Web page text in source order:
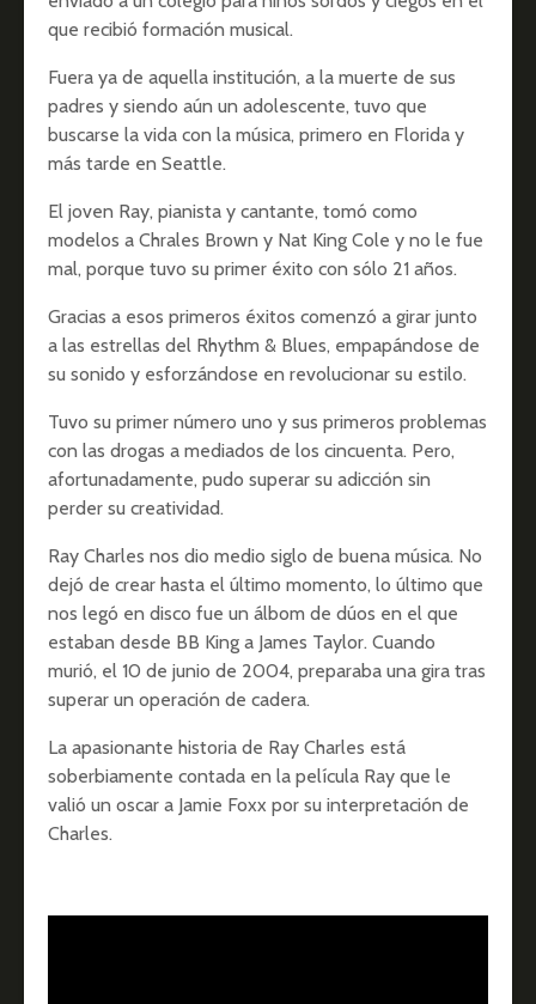
que recibió formación musical.
Fuera ya de aquella institución, a la muerte de sus
padres y siendo aún un adolescente, tuvo que
buscarse la vida con la música, primero en Florida y
más tarde en Seattle.
El joven Ray, pianista y cantante, tomó como
modelos a Chrales Brown y Nat King Cole y no le fue
mal, porque tuvo su primer éxito con sólo 21 años.
Gracias a esos primeros éxitos comenzó a girar junto
a las estrellas del Rhythm & Blues, empapándose de
su sonido y esforzándose en revolucionar su estilo.
Tuvo su primer número uno y sus primeros problemas
con las drogas a mediados de los cincuenta. Pero,
afortunadamente, pudo superar su adicción sin
perder su creatividad.
Ray Charles nos dio medio siglo de buena música. No
dejó de crear hasta el último momento, lo último que
nos legó en disco fue un álbom de dúos en el que
estaban desde BB King a James Taylor. Cuando
murió, el 10 de junio de 2004, preparaba una gira tras
superar un operación de cadera.
La apasionante historia de Ray Charles está
soberbiamente contada en la película Ray que le
valió un oscar a Jamie Foxx por su interpretación de
Charles.